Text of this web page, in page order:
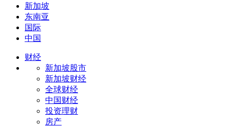
新加坡
东南亚
国际
中国
财经
新加坡股市
新加坡财经
全球财经
中国财经
投资理财
房产